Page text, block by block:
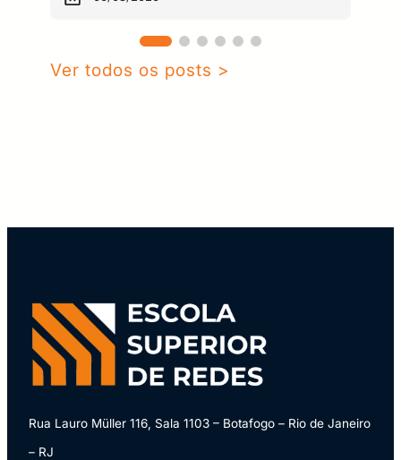
Ver todos os posts >
Rua Lauro Müller 116, Sala 1103 – Botafogo – Rio de Janeiro
– RJ